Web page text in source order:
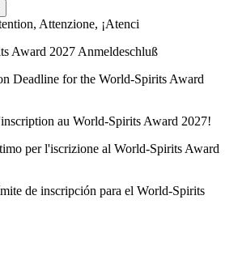
Attenzione, ¡Atenci
Award 2027 Anmeldeschluß
Deadline for the World-Spirits Award
au World-Spirits Award 2027!
per l'iscrizione al World-Spirits Award
de inscripción para el World-Spirits